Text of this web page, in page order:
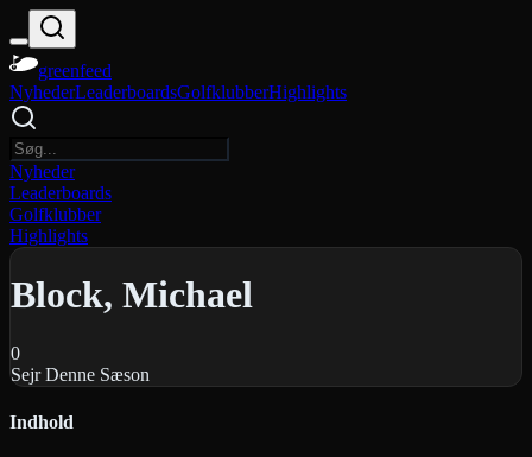
greenfeed
NyhederLeaderboardsGolfklubberHighlights
Nyheder
Leaderboards
Golfklubber
Highlights
Block, Michael
0
Sejr Denne Sæson
Indhold